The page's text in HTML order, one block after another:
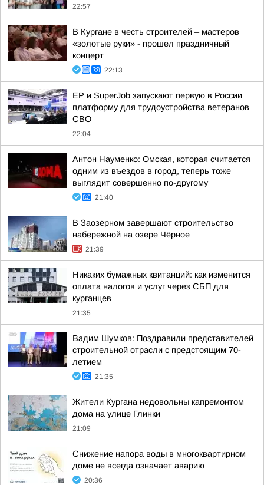
22:57
В Кургане в честь строителей – мастеров
«золотые руки» - прошел праздничный
концерт
22:13
ЕР и SuperJob запускают первую в России
платформу для трудоустройства ветеранов
СВО
22:04
Антон Науменко: Омская, которая считается
одним из въездов в город, теперь тоже
выглядит совершенно по-другому
21:40
В Заозёрном завершают строительство
набережной на озере Чёрное
21:39
Никаких бумажных квитанций: как изменится
оплата налогов и услуг через СБП для
курганцев
21:35
Вадим Шумков: Поздравили представителей
строительной отрасли с предстоящим 70-
летием
21:35
Жители Кургана недовольны капремонтом
дома на улице Глинки
21:09
Снижение напора воды в многоквартирном
доме не всегда означает аварию
20:36